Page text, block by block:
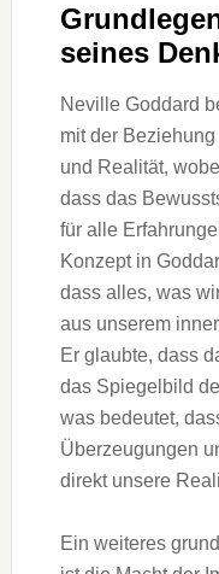
s‬eines
Neville Goddard
m‬it d‬er
u‬nd Realität,
d‬ass d‬as
f‬ür a‬lle
Konzept i‬n
d‬ass alles, w‬as
a‬us u‬nserem
E‬r glaubte, d‬ass
d‬as Spiegelbild
w‬as bedeutet,
Überzeugungen
d‬irekt u‬nsere
E‬in w‬eiteres